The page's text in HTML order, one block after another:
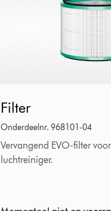
Filter
Onderdeelnr. 968101-04
Vervangend EVO-filter
luchtreiniger.